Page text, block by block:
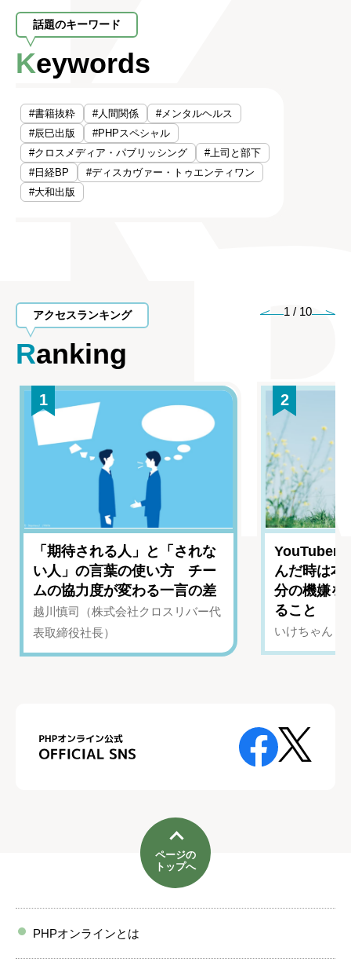
話題のキーワード
Keywords
#書籍抜粋 #人間関係
#メンタルヘルス
#辰巳出版
#PHPスペシャル
#クロスメディア・パブリッシング
#上司と部下
#日経BP
#ディスカヴァー・トゥエンティワン
#大和出版
アクセスランキング
Ranking
1 / 10
1
「期待される人」と「されな
い人」の言葉の使い方 チー
ムの協力度が変わる一言の差
越川慎司（株式会社クロスリバー代
表取締役社長）
2
YouTuber
んだ時は
分の機嫌を
ること
いけちゃん（
ページの
トップへ
PHPオンラインとは